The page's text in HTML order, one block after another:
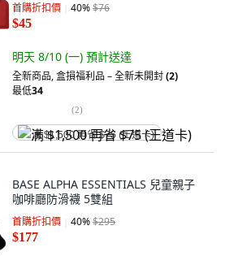
首購折扣價 40%$76
$45
明天 8/10 (一) 預計送達
全新商品,盒損福利品 – 全新未開封(2)
最低34
(2)
满 $1,500 再省 $75 (王道卡)
BASE ALPHA ESSENTIALS 兒童親子
咖啡廳防滑襪 5雙組
首購折扣價 40%$295
$177